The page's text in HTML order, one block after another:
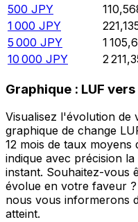
500 JPY
1 000 JPY
5 000 JPY 1
10 000 JPY 2
Graphique : LUF vers
Visualisez l'évolution
graphique de change
12 mois de taux
indique avec précision
instant. Souhaitez-vous
évolue en votre faveur
nous vous informerons
atteint.